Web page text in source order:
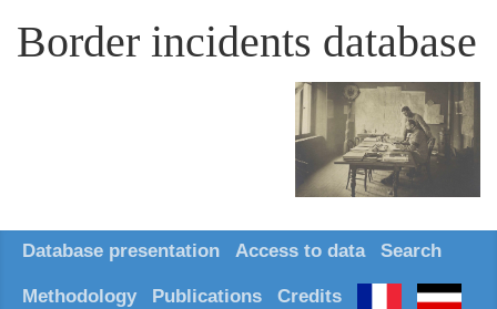
Border incidents database
Database presentation Access to data Search
Methodology Publications Credits